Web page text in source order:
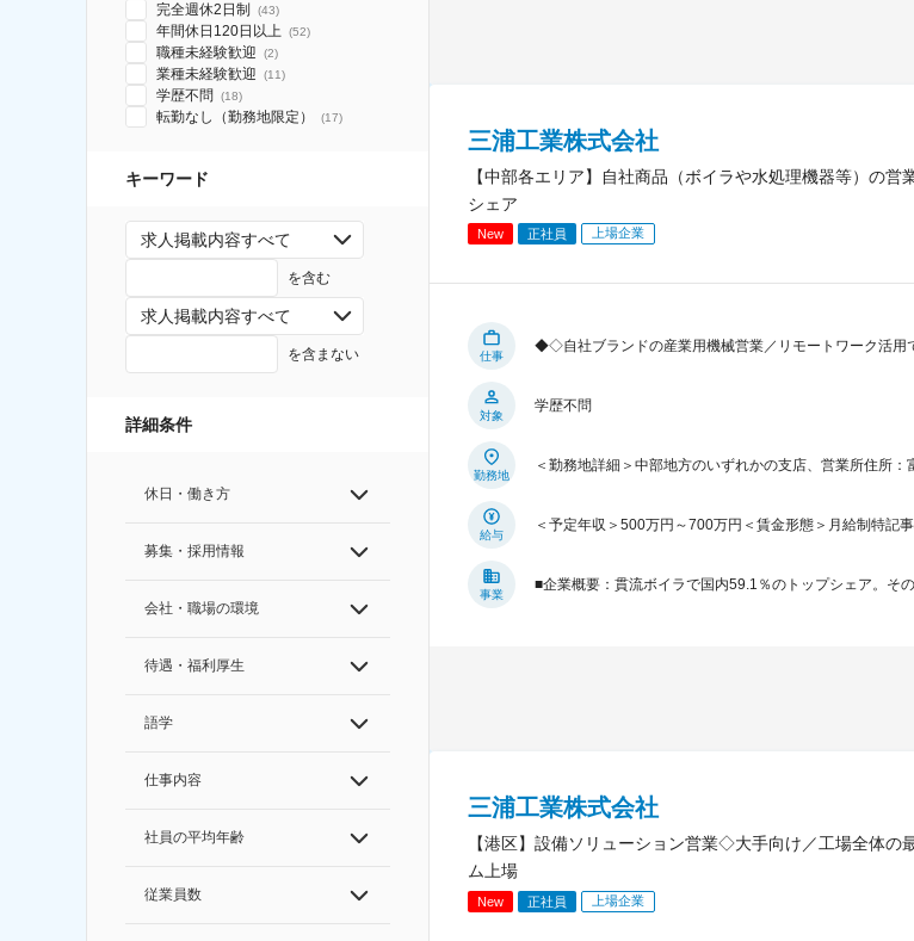
完全週休2日制 (43)
年間休日120日以上 (52)
職種未経験歓迎 (2)
業種未経験歓迎 (11)
学歴不問 (18)
転勤なし（勤務地限定） (17)
キーワード
求人掲載内容すべて
を含む
求人掲載内容すべて
を含まない
詳細条件
休日・働き方
募集・採用情報
会社・職場の環境
待遇・福利厚生
語学
仕事内容
社員の平均年齢
従業員数
三浦工業株式会社
【中部各エリア】自社商品（ボイラや水処理機器等）の
シェア
New 正社員 上場企業
仕事
◆◇自社ブランドの産業用機械営業／リモートワーク活
対象
学歴不問
勤務地
＜勤務地詳細＞中部地方のいずれかの支店、営業所住所
給与
＜予定年収＞500万円～700万円＜賃金形態＞月給制特記
事業
■企業概要：貫流ボイラで国内59.1％のトップシェア。そ
三浦工業株式会社
【港区】設備ソリューション営業◇大手向け／工場全体の
ム上場
New 正社員 上場企業